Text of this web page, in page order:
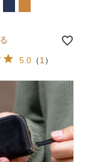
5.0 （1 ）